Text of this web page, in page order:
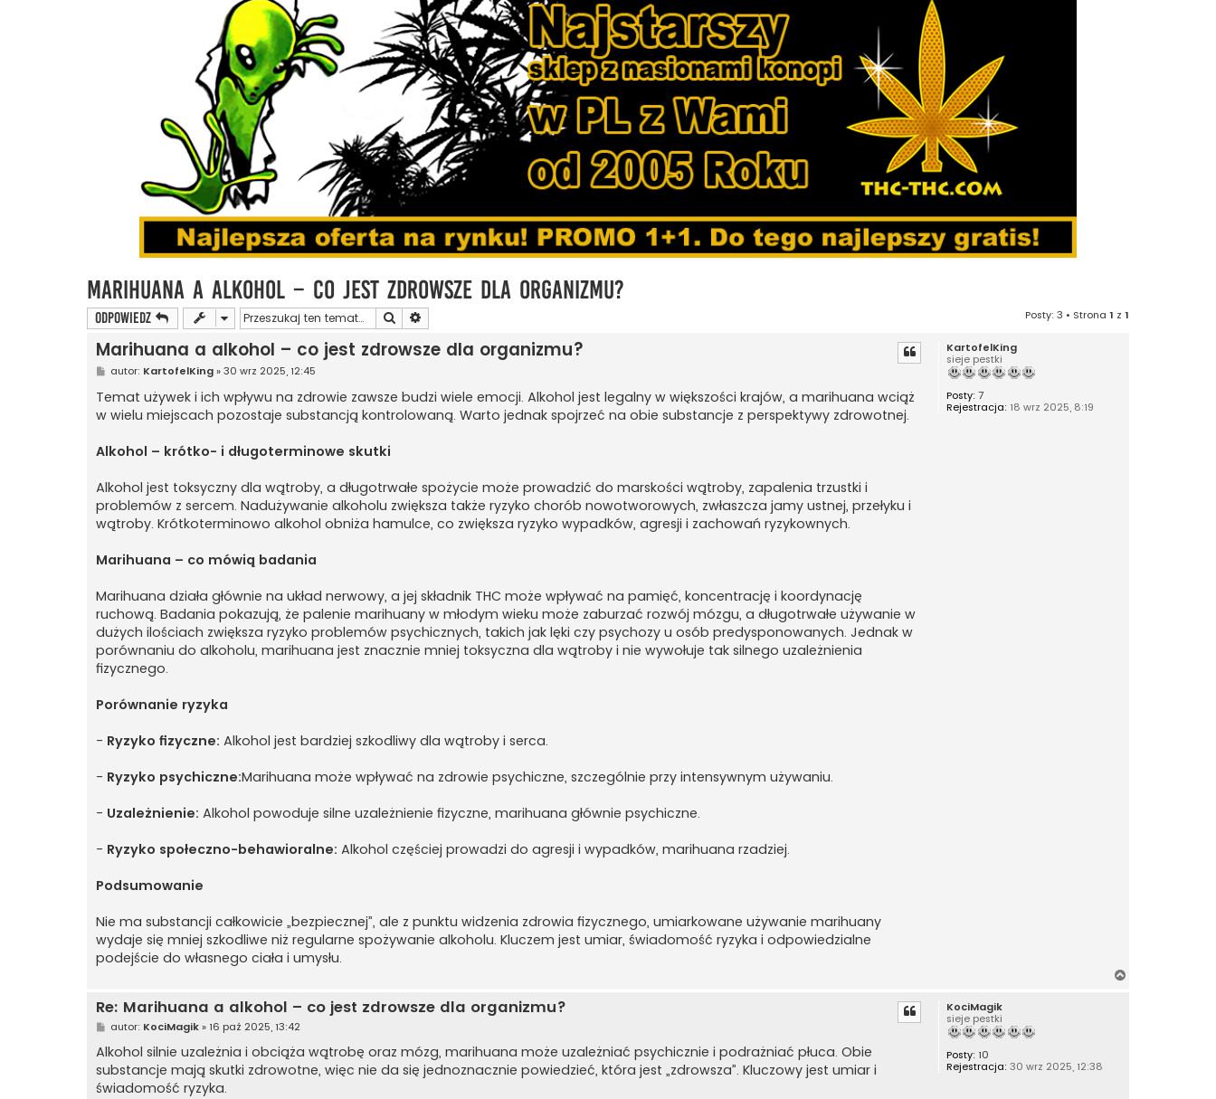
Marihuana a alkohol – co jest zdrowsze dla organizmu?
ODPOWIEDZ Szukaj Posty: 3 • Strona 1 z 1
KartofelKing
sieje pestki
Posty: 7
Rejestracja: 18 wrz 2025, 8:19
Marihuana a alkohol – co jest zdrowsze dla organizmu?
P
s
t
autor: KartofelKing»30 wrz 2025, 12:45
Temat używek i ich wpływu na zdrowie zawsze budzi wiele emocji. Alkohol jest legalny w większości krajów, a marihuana wciąż
w wielu miejscach pozostaje substancją kontrolowaną. Warto jednak spojrzeć na obie substancje z perspektywy zdrowotnej.
Alkohol – krótko- i długoterminowe skutki
Alkohol jest toksyczny dla wątroby, a długotrwałe spożycie może prowadzić do marskości wątroby, zapalenia trzustki i
problemów z sercem. Nadużywanie alkoholu zwiększa także ryzyko chorób nowotworowych, zwłaszcza jamy ustnej, przełyku i
wątroby. Krótkoterminowo alkohol obniża hamulce, co zwiększa ryzyko wypadków, agresji i zachowań ryzykownych.
Marihuana – co mówią badania
Marihuana działa głównie na układ nerwowy, a jej składnik THC może wpływać na pamięć, koncentrację i koordynację
ruchową. Badania pokazują, że palenie marihuany w młodym wieku może zaburzać rozwój mózgu, a długotrwałe używanie w
dużych ilościach zwiększa ryzyko problemów psychicznych, takich jak lęki czy psychozy u osób predysponowanych. Jednak w
porównaniu do alkoholu, marihuana jest znacznie mniej toksyczna dla wątroby i nie wywołuje tak silnego uzależnienia
fizycznego.
Porównanie ryzyka
- Ryzyko fizyczne: Alkohol jest bardziej szkodliwy dla wątroby i serca.
- Ryzyko psychiczne:Marihuana może wpływać na zdrowie psychiczne, szczególnie przy intensywnym używaniu.
- Uzależnienie: Alkohol powoduje silne uzależnienie fizyczne, marihuana głównie psychiczne.
- Ryzyko społeczno-behawioralne: Alkohol częściej prowadzi do agresji i wypadków, marihuana rzadziej.
Podsumowanie
Nie ma substancji całkowicie „bezpiecznej”, ale z punktu widzenia zdrowia fizycznego, umiarkowane używanie marihuany
wydaje się mniej szkodliwe niż regularne spożywanie alkoholu. Kluczem jest umiar, świadomość ryzyka i odpowiedzialne
podejście do własnego ciała i umysłu.
KociMagik
sieje pestki
Posty: 10
Rejestracja: 30 wrz 2025, 12:38
Re: Marihuana a alkohol – co jest zdrowsze dla organizmu?
P
s
t
autor: KociMagik» 16 paź 2025, 13:42
Alkohol silnie uzależnia i obciąża wątrobę oraz mózg, marihuana może uzależniać psychicznie i podrażniać płuca. Obie
substancje mają skutki zdrowotne, więc nie da się jednoznacznie powiedzieć, która jest „zdrowsza”. Kluczowy jest umiar i
świadomość ryzyka.